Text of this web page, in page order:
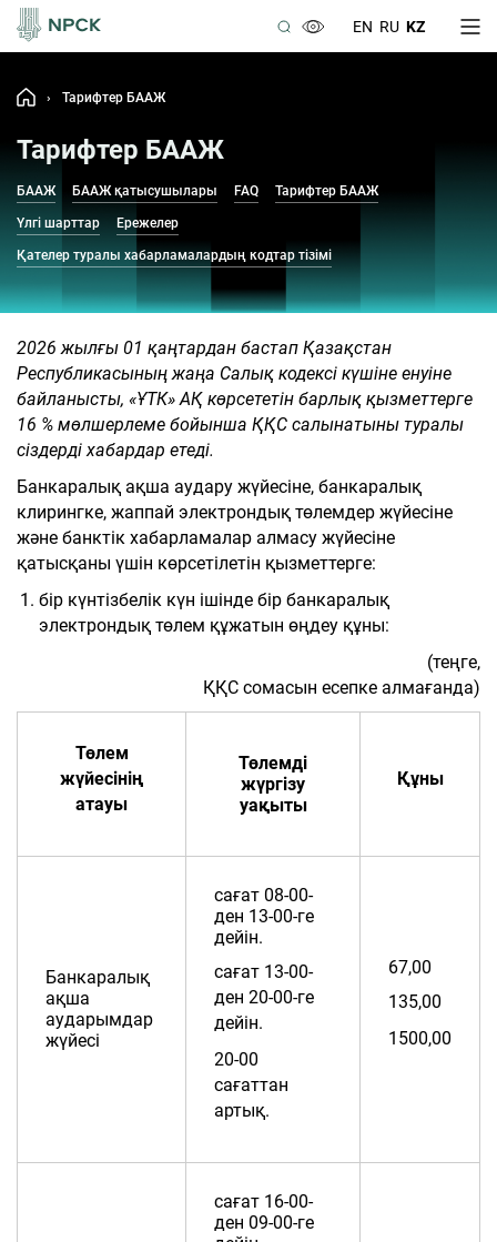
EN RU KZ
› Тарифтер БААЖ
Тарифтер БААЖ
БААЖ БААЖ қатысушылары FAQ Тарифтер БААЖ
Үлгі шарттар Ережелер
Қателер туралы хабарламалардың кодтар тізімі
2026 жылғы 01 қаңтардан бастап Қазақстан
Республикасының жаңа Салық кодексі күшіне енуіне
байланысты, «ҰТК» АҚ көрсететін барлық қызметтерге
16 % мөлшерлеме бойынша ҚҚС салынатыны туралы
сіздерді хабардар етеді.
Банкаралық ақша аудару жүйесіне, банкаралық
клирингке, жаппай электрондық төлемдер жүйесіне
және банктік хабарламалар алмасу жүйесіне
қатысқаны үшін көрсетілетін қызметтерге:
бір күнтізбелік күн ішінде бір банкаралық
электрондық төлем құжатын өңдеу құны:
(теңге,
ҚҚС сомасын есепке алмағанда)
Төлем
жүйесінің
атауы
Төлемді
жүргізу
уақыты
Құны
Банкаралық
ақша
аударымдар
жүйесі
сағат 08-00-
ден 13-00-ге
дейін.
сағат 13-00-
ден 20-00-ге
дейін.
20-00
сағаттан
артық.
67,00
135,00
1500,00
сағат 16-00-
ден 09-00-ге